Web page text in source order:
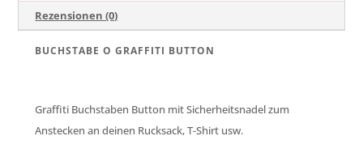
Rezensionen (0)
BUCHSTABE O GRAFFITI BUTTON
Graffiti Buchstaben Button mit Sicherheitsnadel zum
Anstecken an deinen Rucksack, T-Shirt usw.